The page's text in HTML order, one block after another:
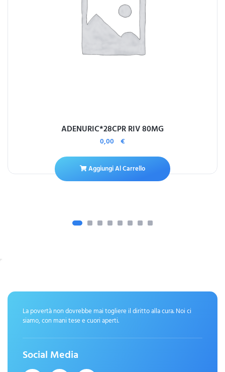
ADENURIC*28CPR RIV 80MG
0,00 €
Aggiungi Al Carrello
La povertà non dovrebbe mai togliere il diritto alla cura. Noi ci
siamo, con mani tese e cuori aperti.
Social Media